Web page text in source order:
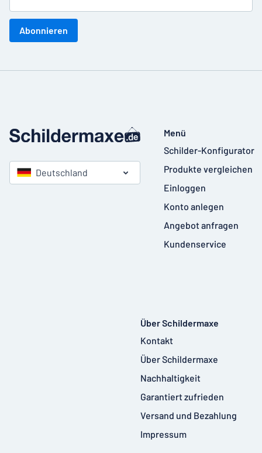
Abonnieren
Deutschland
Menü
Schilder-Konfigurator
Produkte vergleichen
Einloggen
Konto anlegen
Angebot anfragen
Kundenservice
Über Schildermaxe
Kontakt
Über Schildermaxe
Nachhaltigkeit
Garantiert zufrieden
Versand und Bezahlung
Impressum